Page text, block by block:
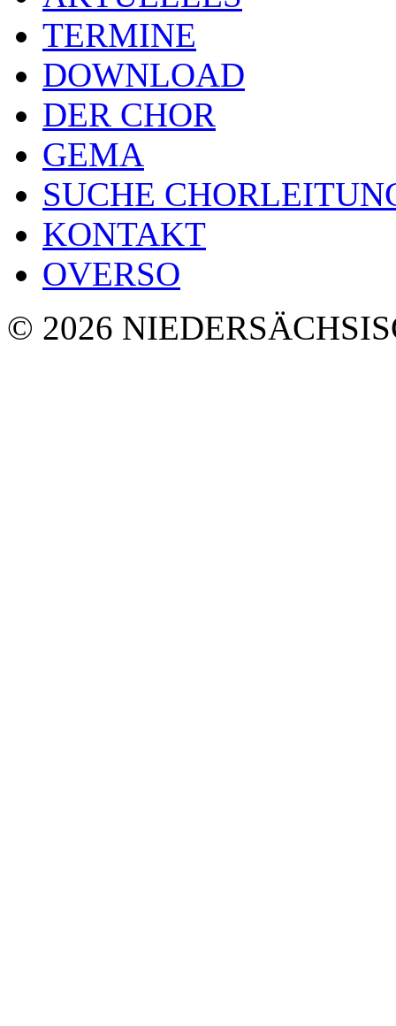
TERMINE
DOWNLOAD
DER CHOR
GEMA
SUCHE
KONTAKT
OVERSO
© 2026